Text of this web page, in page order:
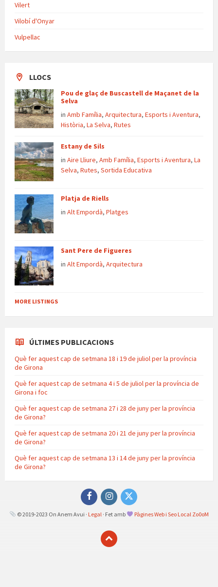
Vilert
Vilobí d'Onyar
Vulpellac
LLOCS
Pou de glaç de Buscastell de Maçanet de la
Selva
in Amb Família, Arquitectura, Esports i Aventura,
Història, La Selva, Rutes
Estany de Sils
in Aire Lliure, Amb Família, Esports i Aventura, La
Selva, Rutes, Sortida Educativa
Platja de Riells
in Alt Empordà, Platges
Sant Pere de Figueres
in Alt Empordà, Arquitectura
MORE LISTINGS
ÚLTIMES PUBLICACIONS
Què fer aquest cap de setmana 18 i 19 de juliol per la província
de Girona
Què fer aquest cap de setmana 4 i 5 de juliol per la província de
Girona i foc
Què fer aquest cap de setmana 27 i 28 de juny per la província
de Girona?
Què fer aquest cap de setmana 20 i 21 de juny per la província
de Girona?
Què fer aquest cap de setmana 13 i 14 de juny per la província
de Girona?
FacebookInstagramTwitter
© 2019-2023 On Anem Avui · Legal · Fet amb Pàgines Web i Seo Local Zo0oM